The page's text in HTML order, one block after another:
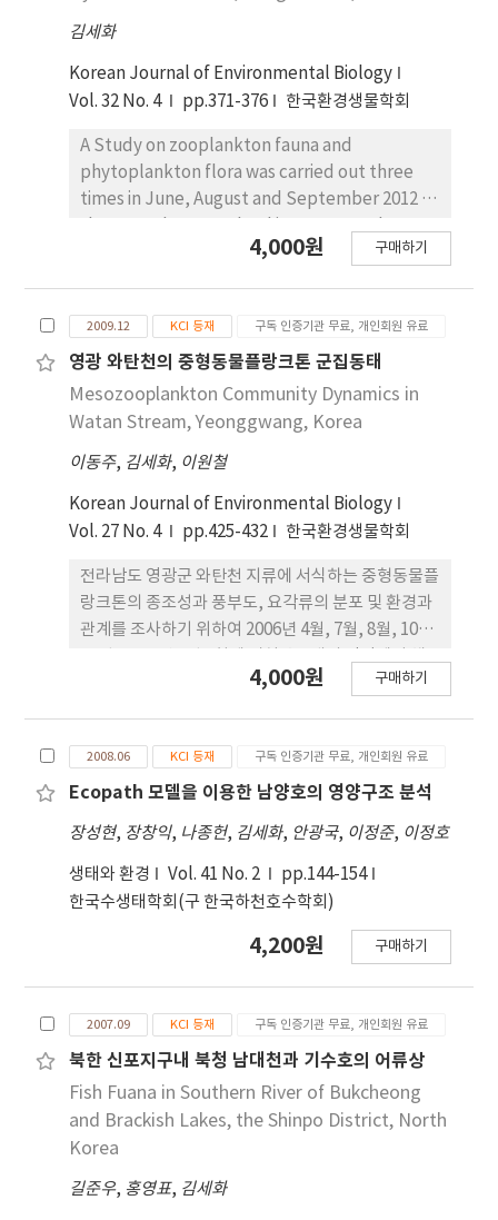
정점에서 출현하였으며 담수산 윤충류와 지각류의 분
포는 강 상류 정점에 제한되었다. Acartia 속에 속하
는 종들은 3, 4월에 A. hudsonica가 출현한 후 소멸
하면 5, 6월에 A. omori가 출현하는 월별 천이를 하였
다. 동물플랑크톤 출현량은 450~87,818ind m-3 사
이에서 변동하였는데 하구역 정점들에서 요각류 유생
과 미성숙 개체들의 대량 출현에 의하여 입방미터당
수 만 개체의 출현량이 기록된 결과이다. 종 다양성지
수는 0.6~2.3범위에서 변동하였는데 하구역에서 낮
있는 것으로 추정된다.
김세화
Korean Journal of Environmental Biology
Vol. 32 No. 4
pp.371-376 한국환경생물학회
A Study on zooplankton fauna and
phytoplankton flora was carried out three
times in June, August and September 2012 at
Korea. A total of 14 taxa of zooplankton were
nematode and one aquatic insect larvae.
Occurrence of Simulium japonicum supports
that studied water is the first grade clear
water. It was observed that the abundance
ind.L-1. Rotifers dominated in the months of
June and August, whereas cladocerans in
September, respectively. The
phytoplankton flora was consisted of 26
species. The standing crops varied between
4,080~10,120 cell.L-1. Docidium undulatum is
the typical species distributed in muddy
wetland and Closterium acerosum is
distributed widely from wetlands through
big lakes such as Paldang Lake. Species
diversity indices decreased gradually from
zooplankton but lowest in August between
0.9~1.6 in phytoplankton, respectively. Based
on my study observation, I anticipate that
phytoplankton, and low values of species
during the short period.
4,000원 구매하기
2009.12 KCI 등재 구독 인증기관 무료, 개인회원 유료
영광 와탄천의 중형동물플랑크톤 군집동태
Mesozooplankton Community Dynamics in
Watan Stream, Yeonggwang, Korea
이동주, 김세화, 이원철
Korean Journal of Environmental Biology
Vol. 27 No. 4
pp.425-432 한국환경생물학회
전라남도 영광군 와탄천 지류에 서식하는 중형동물플
랑크톤의 종조성과 풍부도, 요각류의 분포 및 환경과
관계를 조사하기 위하여 2006년 4월, 7월, 8월, 10월,
집을 하였다. 조사 기간 동안 출현한 중형동물플랑크
월에 13종으로 가장 많이 나타난 반면, 7월, 8월에는
4종으로 가장 적게
4,000원 구매하기
2008.06 KCI 등재 구독 인증기관 무료, 개인회원 유료
Ecopath 모델을 이용한 남양호의 영양구조 분석
장성현, 장창익, 나종헌, 김세화, 안광국, 이정준, 이정호
생태와 환경 Vol. 41 No. 2
pp.144-154
한국수생태학회(구 한국하천호수학회)
4,200원 구매하기
2007.09 KCI 등재 구독 인증기관 무료, 개인회원 유료
북한 신포지구내 북청 남대천과 기수호의 어류상
Fish Fuana in Southern River of Bukcheong
and Brackish Lakes, the Shinpo District, North
Korea
길준우, 홍영표, 김세화